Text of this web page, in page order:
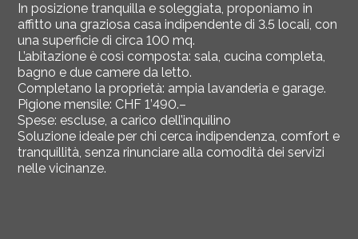
In posizione tranquilla e soleggiata, proponiamo in
affitto una graziosa casa indipendente di 3.5 locali, con
una superficie di circa 100 mq.
L’abitazione è così composta: sala, cucina completa,
bagno e due camere da letto.
Completano la proprietà: ampia lavanderia e garage.
Pigione mensile: CHF 1’490.–
Spese: escluse, a carico dell’inquilino
Soluzione ideale per chi cerca indipendenza, comfort e
tranquillità, senza rinunciare alla comodità dei servizi
nelle vicinanze.